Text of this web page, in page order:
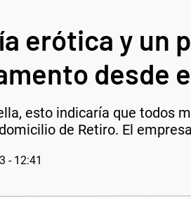
erótica y un
desde
esto indicaría que todos
de Retiro. El
- 12:41